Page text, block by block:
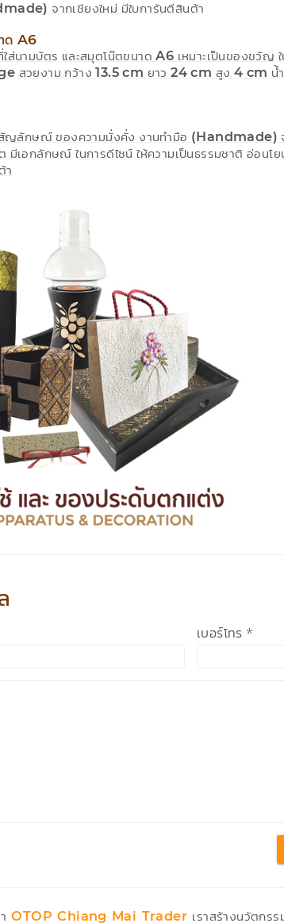
จากเชียงใหม่ มีใบการันตีสินต้า
ด A6
นามบัตร และสมุตโน๊ตขนาด A6 เหมาะเป็นของขวัญ ใ
สวยงาม กว้าง 13.5 cm ยาว 24 cm สูง 4 cm น้
นสัญลักษณ์ ของความมั่งคั่ง งานทำมือ (Handmade)
อกลักษณ์ ในการดีไซน์ ให้ความเป็นธรรมชาติ อ่อนโย
า
าOTOP Chiang Mai Trader เราสร้างนวัตกร